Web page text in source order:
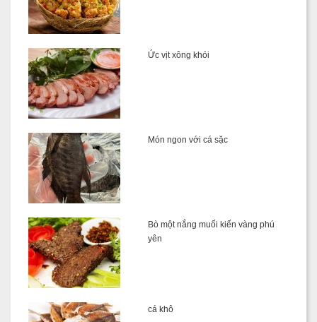
Ức vịt xông khói
Món ngon với cá sặc
Bò một nắng muối kiến vàng phú
yên
cá khô